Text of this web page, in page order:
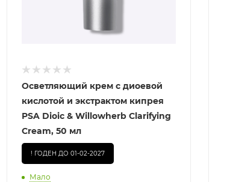
Осветляющий крем с диоевой
кислотой и экстрактом кипрея
PSA Dioic & Willowherb Clarifying
Cream, 50 мл
! ГОДЕН ДО 01-02-2027
Мало